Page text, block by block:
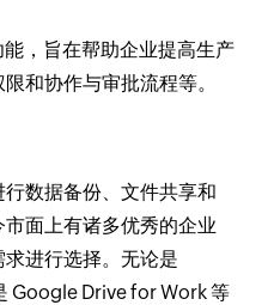
，旨在帮助企业提高生产
和协作与审批流程等。
数据备份、文件共享和
面上有诸多优秀的企业
进行选择。无论是
Google Drive for Work 等